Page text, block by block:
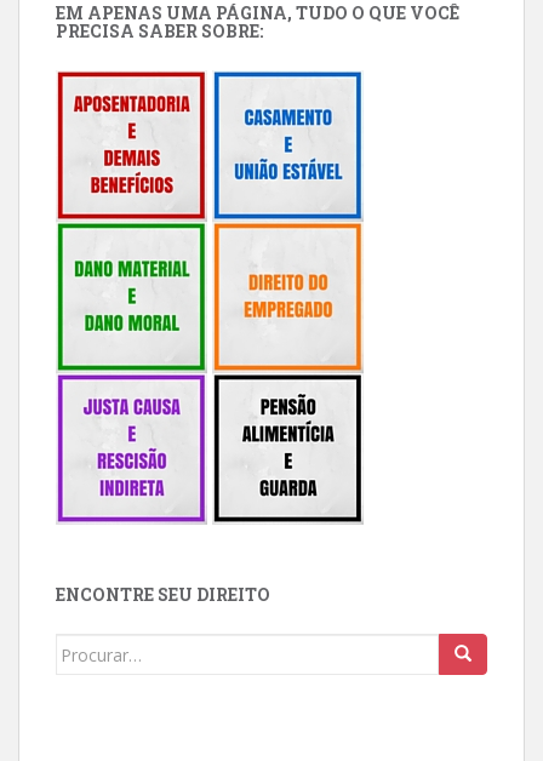
EM APENAS UMA PÁGINA, TUDO O QUE VOCÊ
PRECISA SABER SOBRE:
ENCONTRE SEU DIREITO
Buscar: